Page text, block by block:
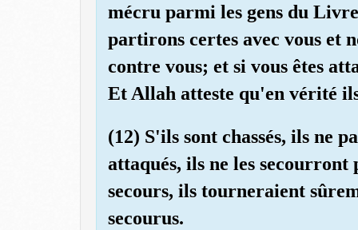
mécru parmi les gens du
partirons certes avec vous et
contre vous; et si vous êtes
Et Allah atteste qu'en vérité
(12) S'ils sont chassés, ils ne
attaqués, ils ne les
secours, ils tourneraient
secourus.